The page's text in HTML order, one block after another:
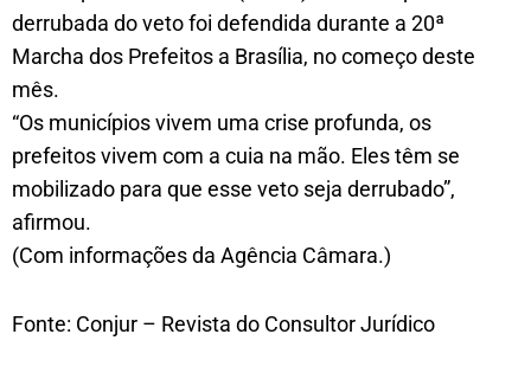
derrubada do veto foi defendida durante a 20ª
Marcha dos Prefeitos a Brasília, no começo deste
mês.
“Os municípios vivem uma crise profunda, os
prefeitos vivem com a cuia na mão. Eles têm se
mobilizado para que esse veto seja derrubado”,
afirmou.
(Com informações da Agência Câmara.)
Fonte: Conjur – Revista do Consultor Jurídico